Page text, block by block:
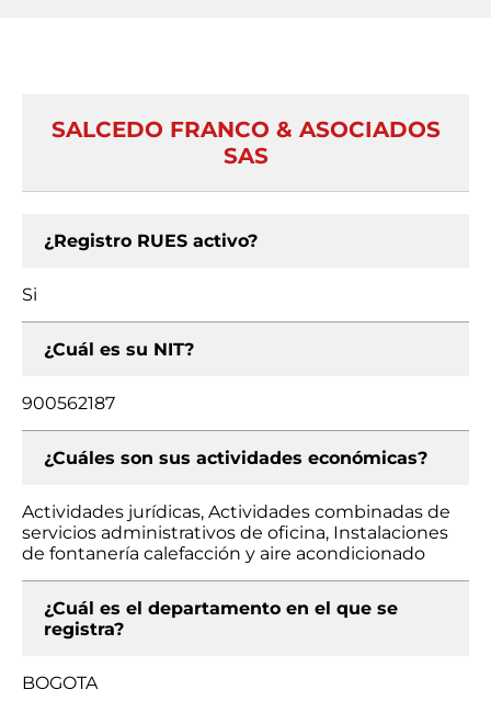
SALCEDO FRANCO & ASOCIADOS
SAS
¿Registro RUES activo?
Si
¿Cuál es su NIT?
900562187
¿Cuáles son sus actividades económicas?
Actividades jurídicas, Actividades combinadas de
servicios administrativos de oficina, Instalaciones
de fontanería calefacción y aire acondicionado
¿Cuál es el departamento en el que se
registra?
BOGOTA